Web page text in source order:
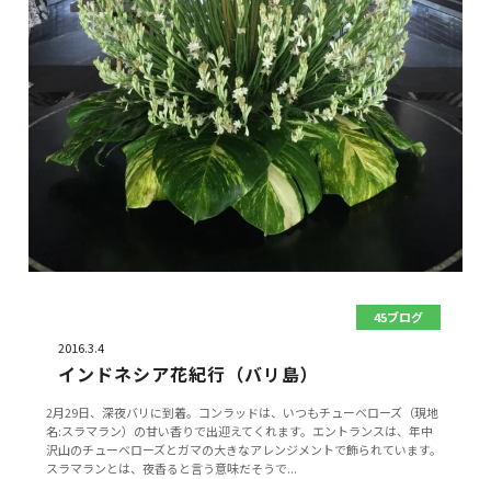
45ブログ
2016.3.4
インドネシア花紀行（バリ島）
2月29日、深夜バリに到着。コンラッドは、いつもチューベローズ（現地
名:スラマラン）の甘い香りで出迎えてくれます。エントランスは、年中
沢山のチューベローズとガマの大きなアレンジメントで飾られています。
スラマランとは、夜香ると言う意味だそうで...